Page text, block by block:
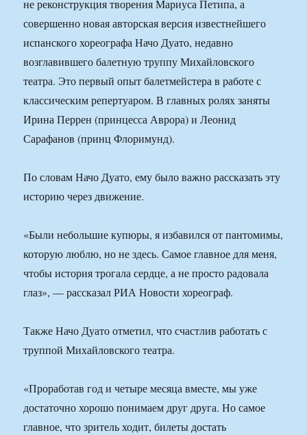
не реконструкция творения Мариуса Петипа, а
совершенно новая авторская версия известнейшего
испанского хореографа Начо Дуато, недавно
возглавившего балетную труппу Михайловского
театра. Это первый опыт балетмейстера в работе с
классическим репертуаром. В главных ролях заняты
Ирина Перрен (принцесса Аврора) и Леонид
Сарафанов (принц Флоримунд).
По словам Начо Дуато, ему было важно рассказать эту
историю через движение.
«Были небольшие купюры, я избавился от пантомимы,
которую люблю, но не здесь. Самое главное для меня,
чтобы история трогала сердце, а не просто радовала
глаз», — рассказал РИА Новости хореограф.
Также Начо Дуато отметил, что счастлив работать с
труппой Михайловского театра.
«Проработав год и четыре месяца вместе, мы уже
достаточно хорошо понимаем друг друга. Но самое
главное, что зритель ходит, билеты достать